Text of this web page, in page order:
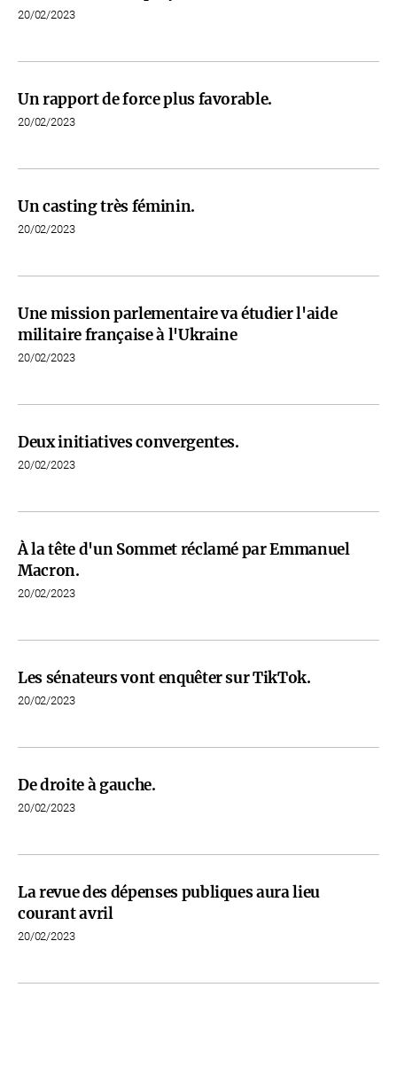
20/02/2023
Un rapport de force plus favorable.
20/02/2023
Un casting très féminin.
20/02/2023
Une mission parlementaire va étudier l'aide
militaire française à l'Ukraine
20/02/2023
Deux initiatives convergentes.
20/02/2023
À la tête d'un Sommet réclamé par Emmanuel
Macron.
20/02/2023
Les sénateurs vont enquêter sur TikTok.
20/02/2023
De droite à gauche.
20/02/2023
La revue des dépenses publiques aura lieu
courant avril
20/02/2023